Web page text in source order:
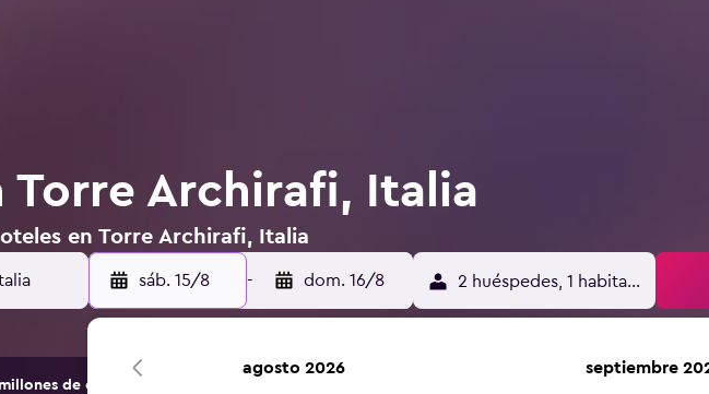
Torre Archirafi, Italia
en Torre Archirafi, Italia
sáb. 15/8 - dom. 16/8 2 huéspedes, 1 habitación
de opciones de hoteles y alojamientos.
agosto 2026 septiembre